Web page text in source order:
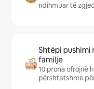
ndihmuar të
Shtëpi pushimi
familje
10 prona ofrojnë
përshtatshme